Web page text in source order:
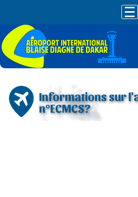
Informations sur
n°ECMCS?